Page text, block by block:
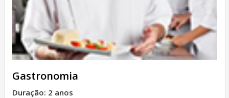
Gastronomia
Duração: 2 anos